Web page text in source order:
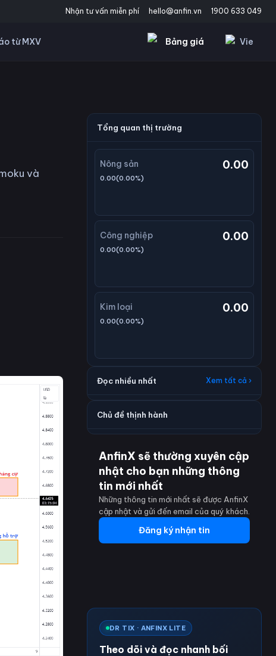
Nhận tư vấn miễn phí hello@anfin.vn 1900 633 049
từ MXV Bảng giá Vie
và
Tổng quan thị trường
Nông sản 0.00
0.00(0.00%)
Công nghiệp 0.00
0.00(0.00%)
Kim loại 0.00
0.00(0.00%)
Đọc nhiều nhất Xem tất cả ›
Chủ đề thịnh hành
AnfinX sẽ thường xuyên cập
nhật cho bạn những thông
tin mới nhất
Những thông tin mới nhất sẽ được AnfinX
cập nhật và gửi đến email của quý khách.
Đăng ký nhận tin
DR TIX · ANFINX LITE
Theo dõi và đọc nhanh bối